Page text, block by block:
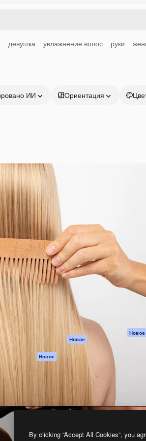
девушка увлажнение волос руки
ИИ Ориентация
Продукция
Spaces
ИИ-помощник
Генератор
изображений ИИ
Генератор видео
ИИ
Генератор голоса
на основе ИИ
Стоковый контент
MCP для
Claude/ChatGPT
Новое
Агенты Новое
API
Мобильное
приложение
Все инструменты
Academy
Документация по
Пакету ИИ
Служба
поддержки
Условия и
Оригиналы
Новое
Политика файлов
Центр доверия
Партнеры
Предприятие
By clicking “Accept All Cookies”, you